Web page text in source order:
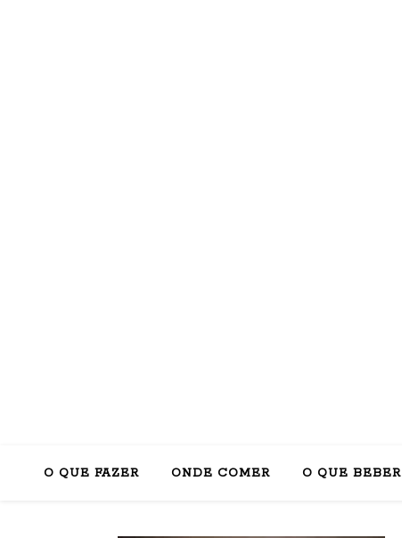
O QUE FAZER ONDE COMER O QUE BEBER